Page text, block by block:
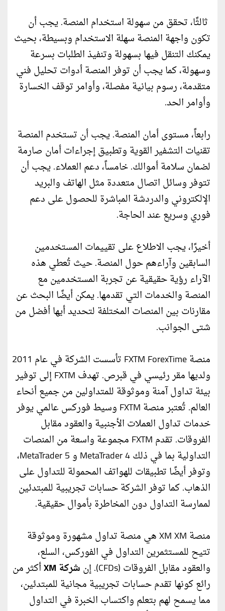
ثالثًا، تحقق من سهولة استخدام المنصة. يجب أن
تكون واجهة المنصة سهلة الاستخدام وبسيطة، بحيث
يمكنك التنقل فيها بسهولة وتنفيذ الطلبات بسرعة
وسهولة، كما يجب أن توفر المنصة أدوات تحليل فني
متقدمة، رسوم بيانية مفصلة، وأوامر توقف الخسارة
وأوامر الحد.
رابعاً، مستوى أمان المنصة. يجب أن تستخدم المنصة
تقنيات التشفير القوية وتطبيق إجراءات أمان صارمة
لضمان سلامة أموالك. خامساً، دعم العملاء. يجب أن
تتوفر وسائل اتصال متعددة مثل الهاتف والبريد
الإلكتروني والدردشة المباشرة للحصول على دعم
فوري وسريع عند الحاجة.
أخيرًا، يجب الاطلاع على تقييمات المستخدمين
السابقين وآراءهم حول المنصة. حيث تُعطي هذه
الآراء رؤية حقيقية عن تجربة المستخدمين مع
المنصة والخدمات التي تقدمها. يمكن أيضًا البحث عن
مقارنات بين المنصات المختلفة لتحديد أيها أفضل من
شتى الجوانب.
منصة FXTM ForexTime تأسست الشركة في عام 2011
ولديها مقر رئيسي في قبرص. تهدف FXTM إلى توفير
بيئة تداول آمنة وموثوقة للمتداولين من جميع أنحاء
العالم. تُعتبر منصة FXTM وسيط فوركس عالمي يوفر
خدمات تداول العملات الأجنبية والعقود مقابل
الفروقات. تقدم FXTM مجموعة واسعة من المنصات
التداولية بما في ذلك MetaTrader 4 و MetaTrader 5،
وتوفر أيضًا تطبيقات للهواتف المحمولة للتداول على
الذهاب. كما توفر الشركة حسابات تجريبية للمبتدئين
لممارسة التداول دون المخاطرة بأموال حقيقية.
منصة XM XM هي منصة تداول مشهورة وموثوقة
تتيح للمستثمرين التداول في الفوركس، السلع،
والعقود مقابل الفروقات (CFDs). إن
شركة XM
أكثر من
رائع كونها تقدم حسابات تجريبية مجانية للمبتدئين،
مما يسمح لهم بتعلم واكتساب الخبرة في التداول